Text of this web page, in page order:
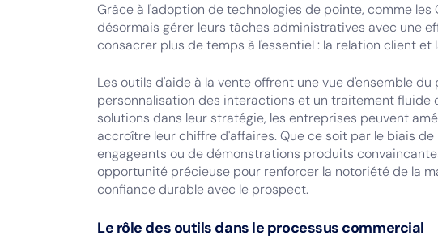
Grâce à l'adoption de technologies de pointe, comme les
désormais gérer leurs tâches administratives avec une
consacrer plus de temps à l'essentiel : la relation client et
Les outils d'aide à la vente offrent une vue d'ensemble
personnalisation des interactions et un traitement fluide
solutions dans leur stratégie, les entreprises peuvent
accroître leur chiffre d'affaires. Que ce soit par le biais
engageants ou de démonstrations produits
opportunité précieuse pour renforcer la notoriété de la
confiance durable avec le prospect.
Le rôle des outils dans le processus commercial